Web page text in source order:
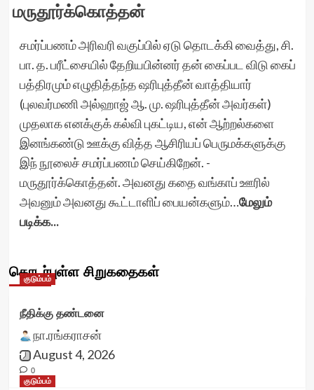
மருதூர்க்கொத்தன்
சமர்ப்பணம் அரிவரி வகுப்பில் ஏடு தொடக்கி வைத்து, சி.
பா. த. பரீட்சையில் தேறியபின்னர் தன் கைப்பட விடு கைப்
பத்திரமும் எழுதித்தந்த ஷரிபுத்தீன் வாத்தியார்
(புலவர்மணி அல்ஹாஜ் ஆ. மு. ஷரிபுத்தீன் அவர்கள்)
முதலாக எனக்குக் கல்வி புகட்டிய, என் ஆற்றல்களை
இனங்கண்டு ஊக்கு வித்த ஆசிரியப் பெருமக்களுக்கு
இந் நூலைச் சமர்ப்பணம் செய்கிறேன். -
மருதூர்க்கொத்தன். அவனது கதை வங்காப் ஊரில்
அவனும் அவனது கூட்டாளிப் பையன்களும்…மேலும்
படிக்க...
தொடர்புள்ள சிறுகதைகள்
குடும்பம்
நீதிக்கு தண்டனை
நா.ரங்கராசன்
August 4, 2026
0
குடும்பம்